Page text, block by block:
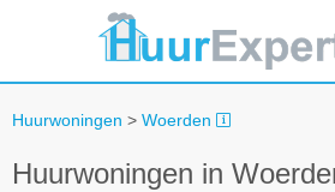
Huurwoningen > Woerden
Huurwoningen in